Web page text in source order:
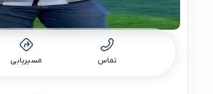
تماس مسیریابی